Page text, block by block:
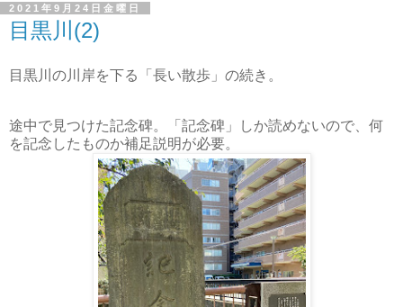
2021年9月24日金曜日
目黒川(2)
目黒川の川岸を下る「長い散歩」の続き。
途中で見つけた記念碑。「記念碑」しか読めないので、何
を記念したものか補足説明が必要。